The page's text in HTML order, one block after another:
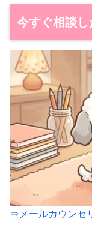
今すぐ相談
⇒メールカウンセ